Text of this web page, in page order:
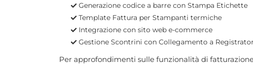
Generazione codice a barre con Stampa Etichette
Template Fattura per Stampanti termiche
Integrazione con sito web e-commerce
Gestione Scontrini con Collegamento a
Per approfondimenti sulle funzionalità di